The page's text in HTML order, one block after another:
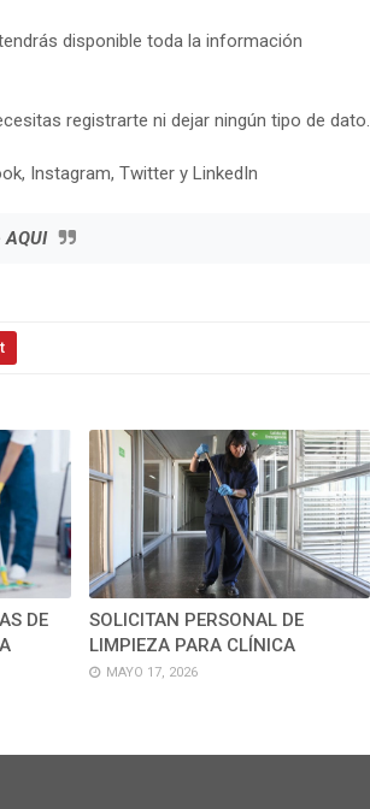
disponible toda la información
registrarte ni dejar ningún tipo de dato.
Instagram, Twitter y LinkedIn
AQUI
DE
SOLICITAN PERSONAL DE
LIMPIEZA PARA CLÍNICA
MAYO 17, 2026